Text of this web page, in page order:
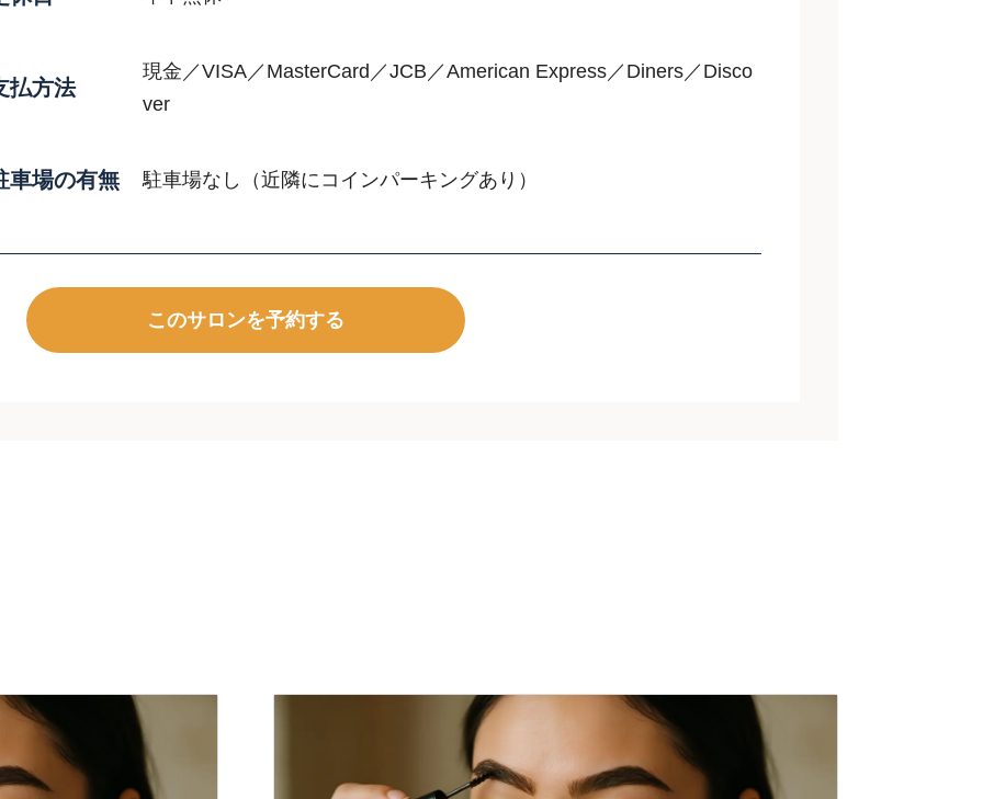
払方法
現金／VISA／MasterCard／JCB／American Express／Diners／Disco
ver
車場の有無 駐車場なし（近隣にコインパーキングあり）
このサロンを予約する